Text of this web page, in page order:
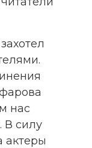
нас
В силу
актеры